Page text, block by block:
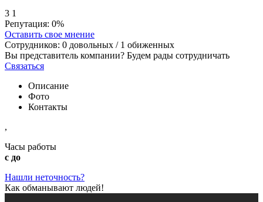
3 1
Репутация: 0%
Оставить свое мнение
Сотрудников: 0 довольных / 1 обиженных
Вы представитель компании? Будем рады сотрудничать
Связаться
Описание
Фото
Контакты
,
Часы работы
с до
Нашли неточность?
Как обманывают людей!